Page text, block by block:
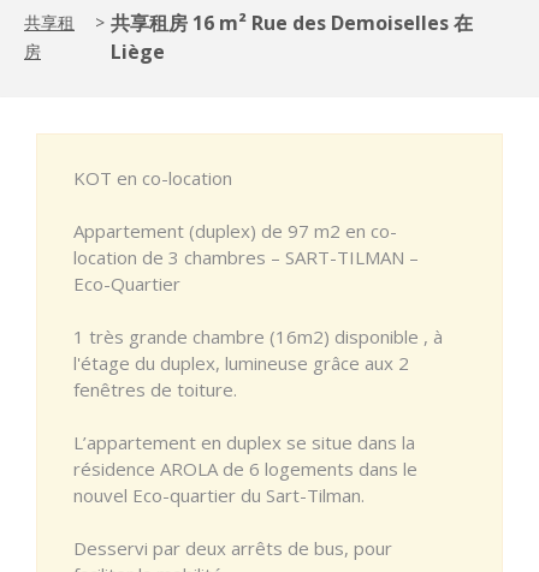
共享租
房
> 共享租房 16 m² Rue des Demoiselles 在
Liège
KOT en co-location
Appartement (duplex) de 97 m2 en co-
location de 3 chambres – SART-TILMAN –
Eco-Quartier
1 très grande chambre (16m2) disponible , à
l'étage du duplex, lumineuse grâce aux 2
fenêtres de toiture.
L’appartement en duplex se situe dans la
résidence AROLA de 6 logements dans le
nouvel Eco-quartier du Sart-Tilman.
Desservi par deux arrêts de bus, pour